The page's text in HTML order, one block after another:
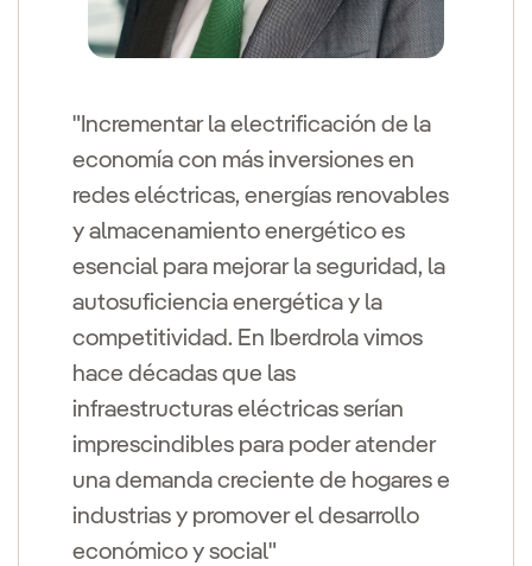
"Incrementar la electrificación de la
economía con más inversiones en
redes eléctricas, energías renovables
y almacenamiento energético es
esencial para mejorar la seguridad, la
autosuficiencia energética y la
competitividad. En Iberdrola vimos
hace décadas que las
infraestructuras eléctricas serían
imprescindibles para poder atender
una demanda creciente de hogares e
industrias y promover el desarrollo
económico y social"